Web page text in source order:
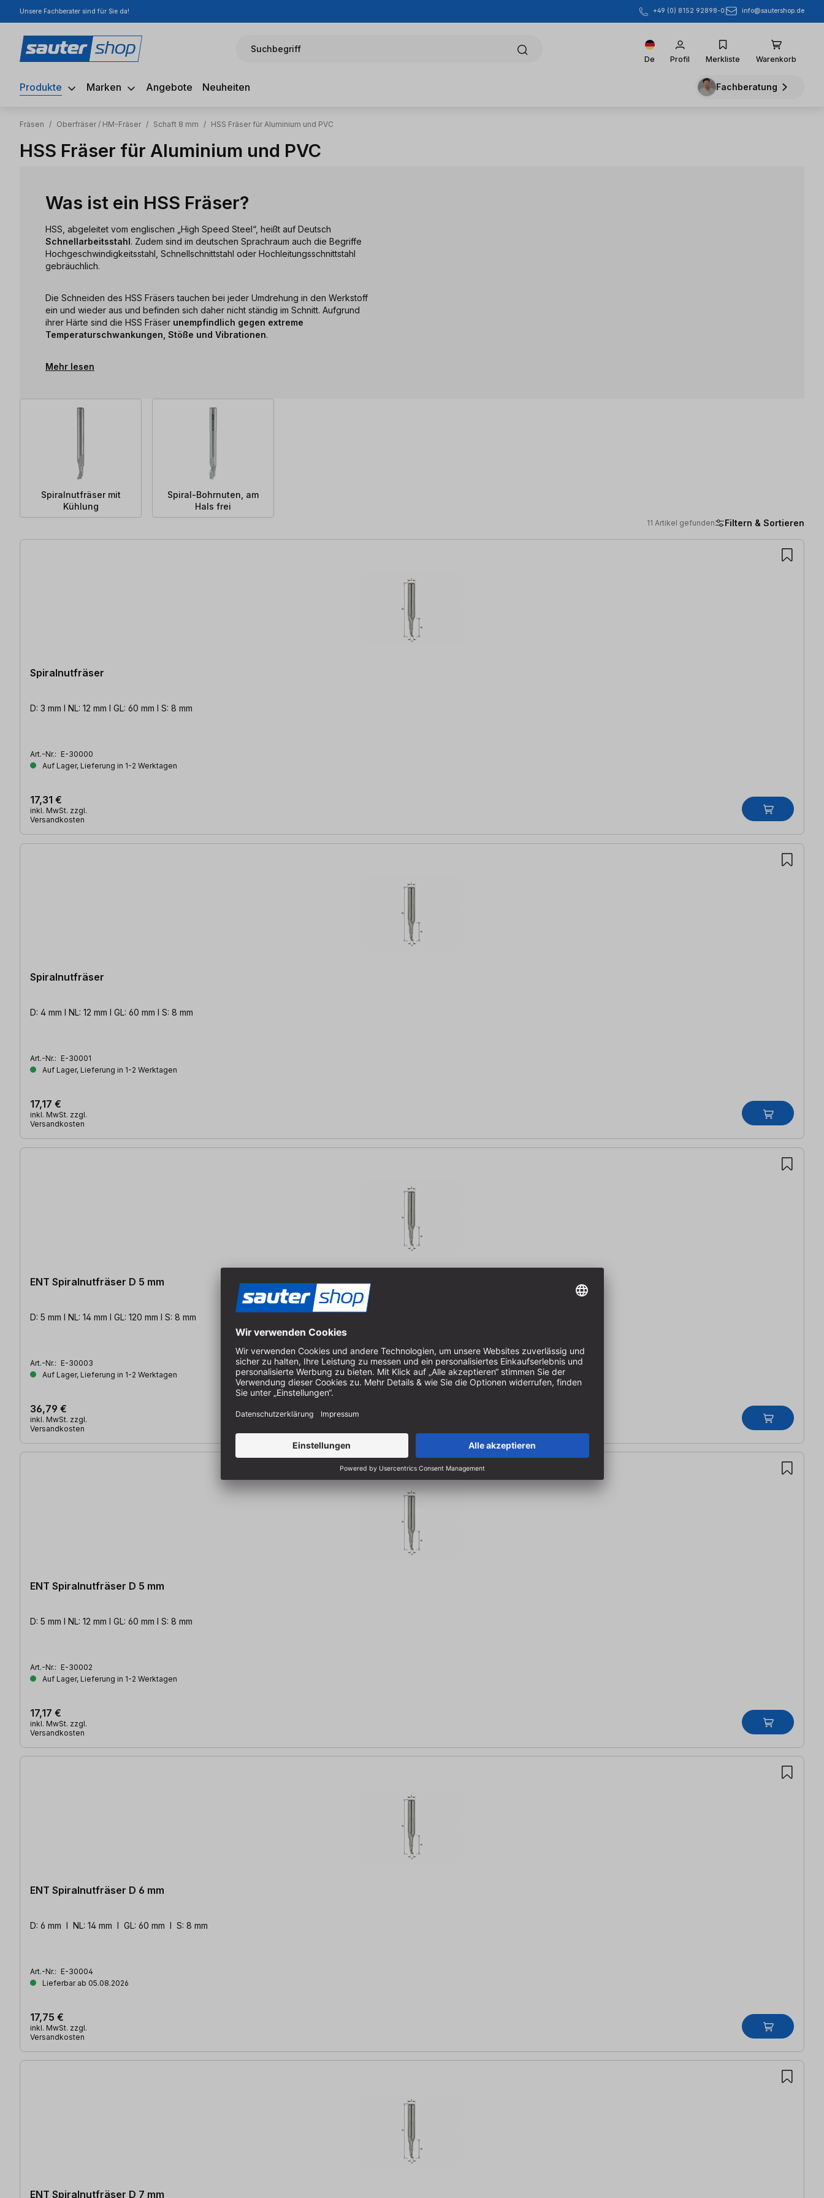
Hauptinhalt springen
Zur Suche springen
Zur Hauptnavigation springen
Unsere Fachberater sind für Sie da! +49 (0) 8152 92898-0 info@sautershop.de
Suchbegriff
De Profil Merkliste Warenkorb
Produkte Marken Angebote Neuheiten Fachberatung
Fräsen / Oberfräser / HM-Fräser / Schaft 8 mm / HSS Fräser für Aluminium und PVC
HSS Fräser für Aluminium und PVC
Was ist ein HSS Fräser?
HSS, abgeleitet vom englischen „High Speed Steel“, heißt auf Deutsch
Schnellarbeitsstahl. Zudem sind im deutschen Sprachraum auch die Begriffe
Hochgeschwindigkeitsstahl, Schnellschnittstahl oder Hochleitungsschnittstahl
gebräuchlich.
Die Schneiden des HSS Fräsers tauchen bei jeder Umdrehung in den Werkstoff
ein und wieder aus und befinden sich daher nicht ständig im Schnitt. Aufgrund
ihrer Härte sind die HSS Fräser unempfindlich gegen extreme
Temperaturschwankungen, Stöße und Vibrationen.
Mehr lesen
Spiralnutfräser mit
Kühlung
Spiral-Bohrnuten, am
Hals frei
11 Artikel gefunden Filtern & Sortieren
11 Artikel gefunden
Spiralnutfräser
D: 3 mm l NL: 12 mm l GL: 60 mm l S: 8 mm
Art.-Nr.: E-30000
Auf Lager, Lieferung in 1-2 Werktagen
17,31 €
inkl. MwSt. zzgl.
Versandkosten
Spiralnutfräser
D: 4 mm l NL: 12 mm l GL: 60 mm l S: 8 mm
Art.-Nr.: E-30001
Auf Lager, Lieferung in 1-2 Werktagen
17,17 €
inkl. MwSt. zzgl.
Versandkosten
ENT Spiralnutfräser D 5 mm
D: 5 mm l NL: 14 mm l GL: 120 mm l S: 8 mm
Art.-Nr.: E-30003
Auf Lager, Lieferung in 1-2 Werktagen
36,79 €
inkl. MwSt. zzgl.
Versandkosten
ENT Spiralnutfräser D 5 mm
D: 5 mm l NL: 12 mm l GL: 60 mm l S: 8 mm
Art.-Nr.: E-30002
Auf Lager, Lieferung in 1-2 Werktagen
17,17 €
inkl. MwSt. zzgl.
Versandkosten
ENT Spiralnutfräser D 6 mm
D: 6 mm l NL: 14 mm l GL: 60 mm l S: 8 mm
Art.-Nr.: E-30004
Lieferbar ab 05.08.2026
17,75 €
inkl. MwSt. zzgl.
Versandkosten
ENT Spiralnutfräser D 7 mm